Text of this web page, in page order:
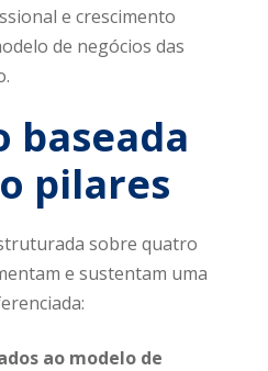
e crescimento
de negócios das
baseada
pilares
sobre quatro
e sustentam uma
ao modelo de